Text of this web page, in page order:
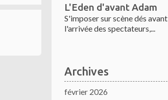
L'Eden d'avant Adam
S'imposer sur scène dés avant
l'arrivée des spectateurs,...
Archives
février 2026